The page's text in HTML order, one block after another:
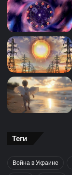
Теги
Война в Украине